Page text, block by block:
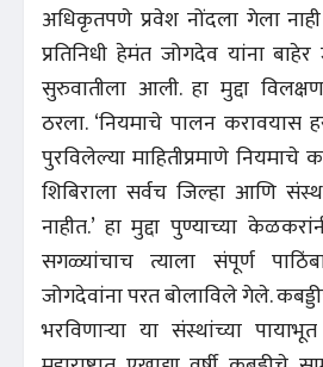
अधिकृतपणे प्रवेश नोंदला गेला नाही
प्रतिनिधी हेमंत जोगदेव यांना
सुरुवातीला आली. हा मुद्दा
ठरला. ‘नियमाचे पालन करावयास
पुरविलेल्या माहितीप्रमाणे
शिबिराला सर्वच जिल्हा आणि
नाहीत.’ हा मुद्दा पुण्याच्या
सगळ्यांचाच त्याला संपूर्ण
जोगदेवांना परत बोलाविले गेले.
भरविणाऱ्या या संस्थांच्या